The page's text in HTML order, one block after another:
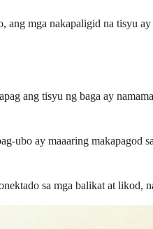
mga nakapaligid na tisyu
ang tisyu ng baga ay
ubo ay maaaring makapagod
sa mga balikat at likod,